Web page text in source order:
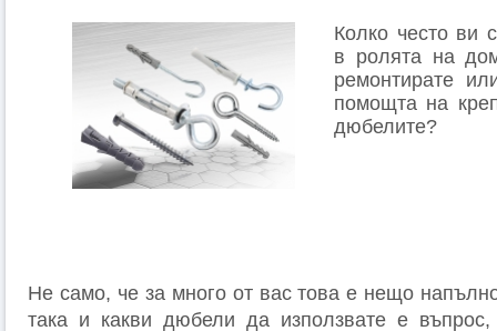
Колко често ви
в ролята на
ремонтирате
помощта на
дюбелите?
Не само, че за много от вас това е нещо
така и какви дюбели да използвате е въпрос,